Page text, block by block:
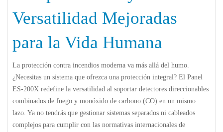
Versatilidad Mejoradas
para la Vida Humana
La protección contra incendios moderna va más allá del humo.
¿Necesitas un sistema que ofrezca una protección integral? El Panel
ES-200X redefine la versatilidad al soportar detectores direccionables
combinados de fuego y monóxido de carbono (CO) en un mismo
lazo. Ya no tendrás que gestionar sistemas separados ni cableados
complejos para cumplir con las normativas internacionales de